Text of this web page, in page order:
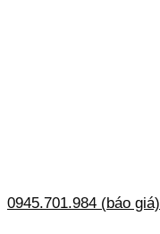
0945.701.984 (báo giá)